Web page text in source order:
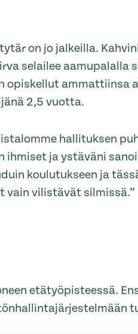
on jo jalkeilla.
selailee aamupalalla
opiskellut ammattiinsa
2,5 vuotta.
hallituksen
ihmiset ja ystäväni
koulutukseen ja
vain vilistävät silmissä.”
etätyöpisteessä.